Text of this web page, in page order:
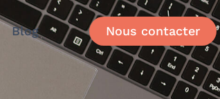
Blog Nous contacter